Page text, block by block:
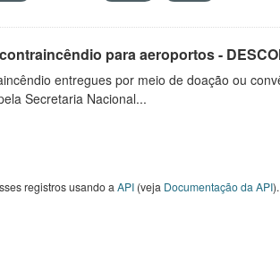
para aeroportos -
entregues por meio de doação ou
Secretaria Nacional...
registros usando a API(veja Documentação da API).